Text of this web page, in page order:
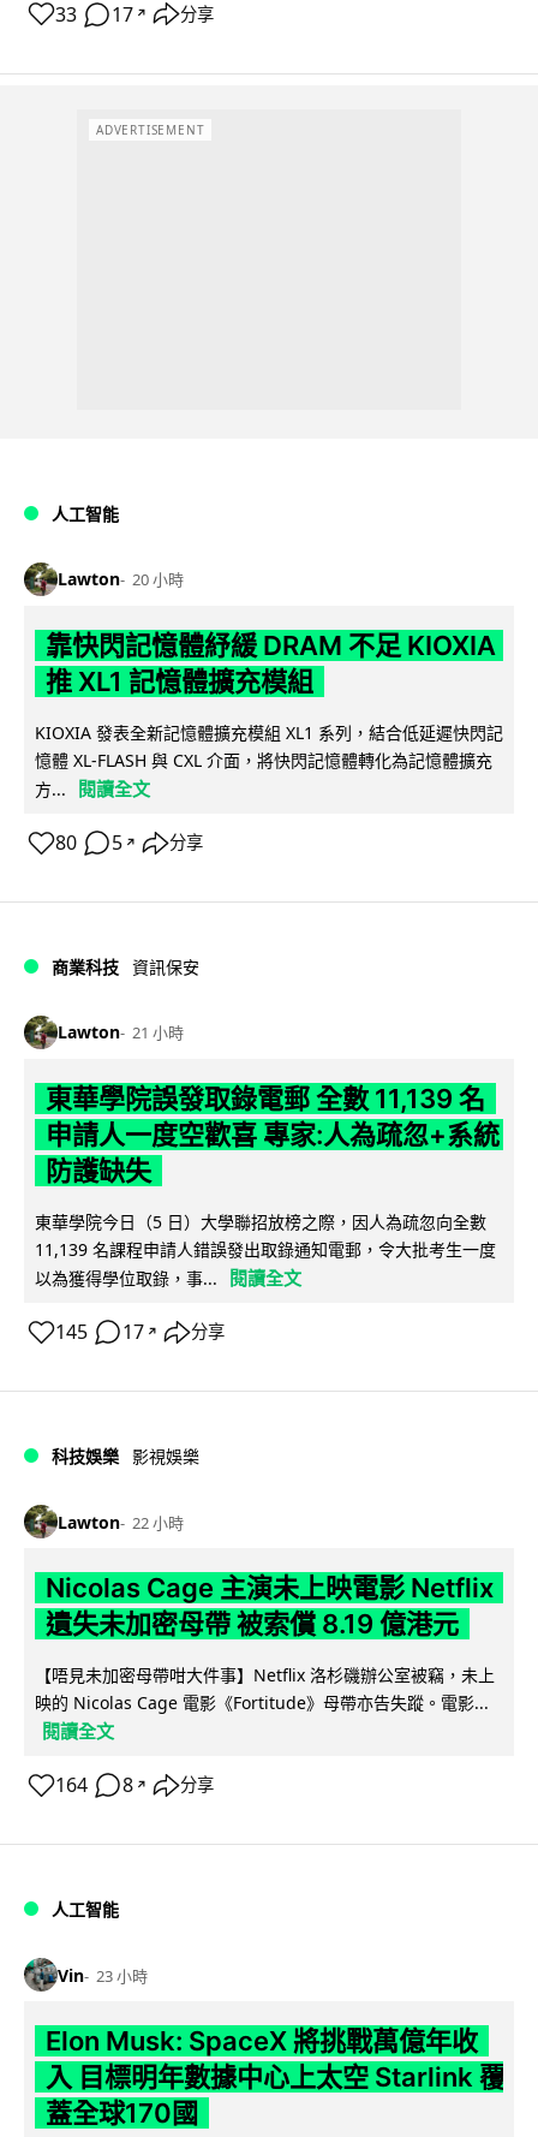
33 17 ↗ 分享
ADVERTISEMENT
人工智能
Lawton 20 小時
靠快閃記憶體紓緩 DRAM 不足 KIOXIA
推 XL1 記憶體擴充模組
KIOXIA 發表全新記憶體擴充模組 XL1 系列，結合低延遲快閃記
憶體 XL-FLASH 與 CXL 介面，將快閃記憶體轉化為記憶體擴充
方...
閱讀全文
80 5 ↗ 分享
商業科技 資訊保安
Lawton 21 小時
東華學院誤發取錄電郵 全數 11,139 名
申請人一度空歡喜 專家:人為疏忽+系統
防護缺失
東華學院今日（5 日）大學聯招放榜之際，因人為疏忽向全數
11,139 名課程申請人錯誤發出取錄通知電郵，令大批考生一度
以為獲得學位取錄，事...
閱讀全文
145 17 ↗ 分享
科技娛樂 影視娛樂
Lawton 22 小時
Nicolas Cage 主演未上映電影 Netflix
遺失未加密母帶 被索償 8.19 億港元
【唔見未加密母帶咁大件事】Netflix 洛杉磯辦公室被竊，未上
映的 Nicolas Cage 電影《Fortitude》母帶亦告失蹤。電影...
閱讀全文
164 8 ↗ 分享
人工智能
Vin 23 小時
Elon Musk: SpaceX 將挑戰萬億年收
入 目標明年數據中心上太空 Starlink 覆
蓋全球170國